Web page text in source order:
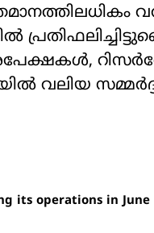
വലിയ
its operations in June